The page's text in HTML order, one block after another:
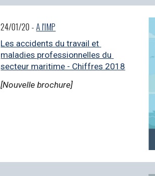
24/01/20 - A l'IMP
Les accidents du travail et
maladies professionnelles du
secteur maritime - Chiffres 2018
[Nouvelle brochure]